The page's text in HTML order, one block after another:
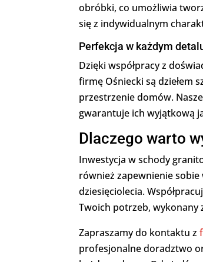
obróbki, co umożliwia
się z indywidualnym
Perfekcja w każdym
Dzięki współpracy z
firmę Ośniecki są dziełem
przestrzenie domów.
gwarantuje ich wyjątkową
Dlaczego warto
Inwestycja w schody
również zapewnienie sobie
dziesięciolecia.
Twoich potrzeb, wykonany
Zapraszamy do kontaktu z
profesjonalne doradztwo